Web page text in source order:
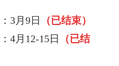
3月9日
（已结束）
4月12-15日
（已结